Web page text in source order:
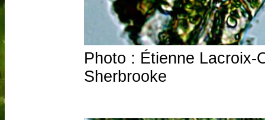
Photo : Étienne Lacroix-
Sherbrooke